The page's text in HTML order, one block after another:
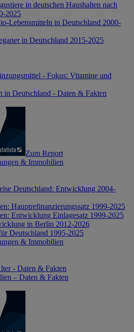
in deutschen Haushalten nach
2025
Lebensmitteln in Deutschland 2000-
in Deutschland 2015-2025
- Fokus: Vitamine und
in Deutschland - Daten & Fakten
Zum Report
& Immobilien
Deutschland: Entwicklung 2004-
Hauptrefinanzierungssatz 1999-2025
Entwicklung Einlagesatz 1999-2025
in Berlin 2012-2026
Deutschland 1995-2025
& Immobilien
- Daten & Fakten
– Daten & Fakten